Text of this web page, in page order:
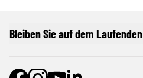
Bleiben Sie auf dem Laufenden